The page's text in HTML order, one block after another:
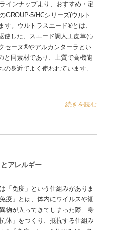
インナップより、おすすめ・定
GROUP-5/HCシリーズ(ウルト
す。ウルトラスエード®とは、
使した、スエード調人工皮革(ウ
セーヌ®やアルカンターラとい
と同素材であり、上質で高機能
の身近でよく使われています。
...続きを読む
とアレルギー
「免疫」という仕組みがありま
疫」とは、体内にウイルスや細
物が入ってきてしまった際、身
体」をつくり、抵抗する仕組み